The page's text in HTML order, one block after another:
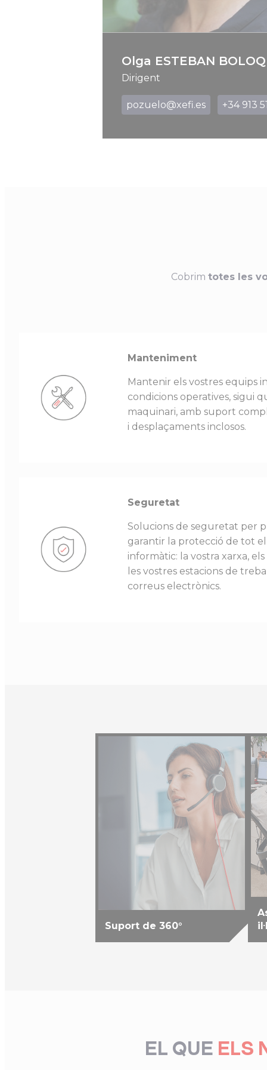
Olga ESTEBAN
Dirigent
pozuelo@xefi.es +34 913
Cobrim totes les
Manteniment
Mantenir els vostres equips
condicions operatives, sigui
maquinari, amb suport
i desplaçaments inclosos.
Seguretat
Solucions de seguretat per
garantir la protecció de tot
informàtic: la vostra xarxa,
les vostres estacions de
correus electrònics.
Suport de 360°
EL QUEELS